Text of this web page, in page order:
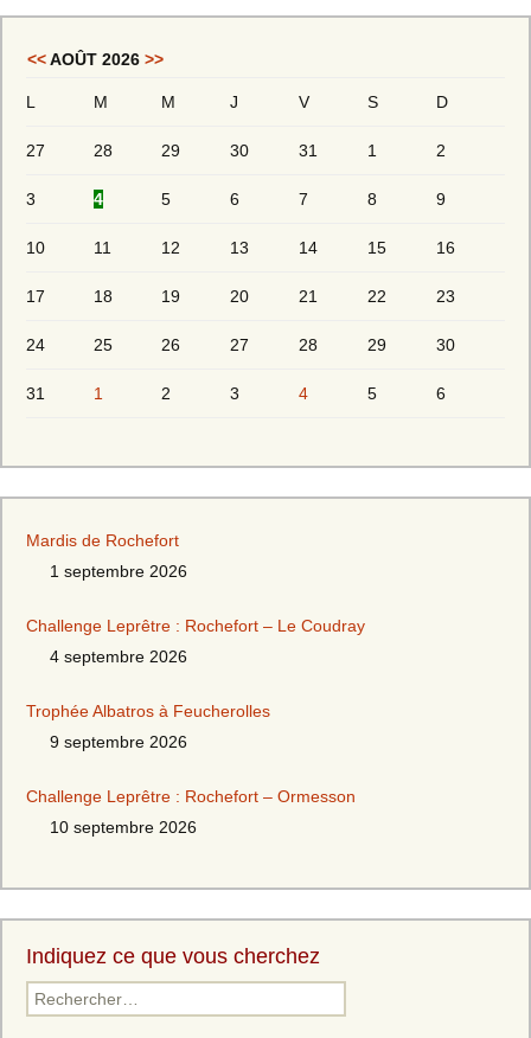
<<AOÛT 2026 >>
L M M J V S D
27 28 29 30 31 1 2
3 4 5 6 7 8 9
10 11 12 13 14 15 16
17 18 19 20 21 22 23
24 25 26 27 28 29 30
31 1 2 3 4 5 6
Mardis de Rochefort
1 septembre 2026
Challenge Leprêtre : Rochefort – Le Coudray
4 septembre 2026
Trophée Albatros à Feucherolles
9 septembre 2026
Challenge Leprêtre : Rochefort – Ormesson
10 septembre 2026
Indiquez ce que vous cherchez